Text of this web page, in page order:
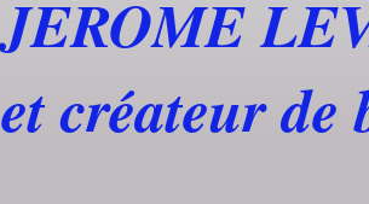
JEROME
et créateur de